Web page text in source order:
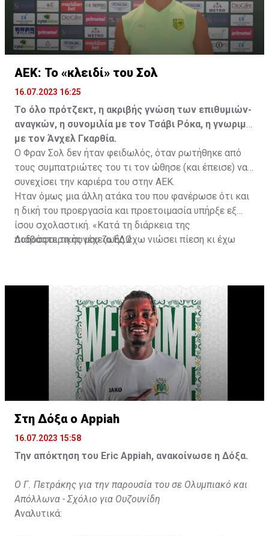
ΑΕΚ: Το «κλειδί» του Σολ
16.07.2023 16:25
Το όλο πρότζεκτ, η ακριβής γνώση των επιθυμιών-
αναγκών, η συνομιλία με τον Τσάβι Ρόκα, η γνωριμία
με τον Άνχελ Γκαρθία.
Ο Φραν Σολ δεν ήταν φειδωλός, όταν ρωτήθηκε από
τους συμπατριώτες του τι τον ώθησε (και έπεισε) να
συνεχίσει την καριέρα του στην ΑΕΚ.
Ήταν όμως μια άλλη ατάκα του που φανέρωσε ότι και
η δική του προεργασία και προετοιμασία υπήρξε εξ
ίσου σχολαστική. «Κατά τη διάρκεια της
ποδοσφαιρικής μου ζωής έχω νιώσει πίεση κι έχω
31χρονος άσος.
Διαβάστε τη συνέχειαΕΔΩ
Στη Δόξα ο Appiah
16.07.2023 15:58
Την απόκτηση του Eric Appiah, ανακοίνωσε η Δόξα.
Ο Γ. Πετράκης για την παρουσία του σε Ολυμπιακό και
Απόλλωνα - Σχόλιο για Ουζουνίδη
Αναλυτικά: